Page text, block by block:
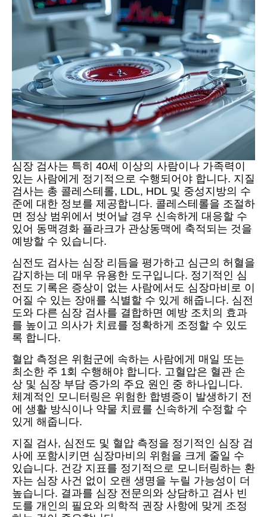
심장 검사는 특히 40세 이상의 사람이나 가족력이
있는 사람에게 정기적으로 수행되어야 합니다. 지질
검사는 총 콜레스테롤, LDL, HDL 및 중성지방의 수
준에 대한 정보를 제공합니다. 콜레스테롤을 조절하
면 정상 범위에서 벗어날 경우 신속하게 대응할 수
있어 동맥경화 플라크가 관상동맥에 축적되는 것을
예방할 수 있습니다.
심전도 검사는 심장 리듬을 평가하고 심근의 허혈을
감지하는 데 매우 유용한 도구입니다. 정기적인 심
전도 기록은 증상이 없는 사람에서도 심장마비로 이
어질 수 있는 장애를 식별할 수 있게 해줍니다. 심전
도와 다른 심장 검사를 결합하면 예방 조치의 효과
를 높이고 의사가 치료를 정확하게 조정할 수 있도
록 합니다.
혈압 측정은 위험군에 속하는 사람에게 매일 또는
최소한 주 1회 수행해야 합니다. 고혈압은 혈관 손
상 및 심장 부담 증가의 주요 원인 중 하나입니다.
체계적인 모니터링은 위험한 합병증이 발생하기 전
에 생활 방식이나 약물 치료를 신속하게 수정할 수
있게 해줍니다.
지질 검사, 심전도 및 혈압 측정을 정기적인 심장 검
사에 포함시키면 심장마비의 위험을 크게 줄일 수
있습니다. 건강 지표를 정기적으로 모니터링하는 환
자는 심장 사건 없이 오랜 생명을 누릴 가능성이 더
높습니다. 결과를 심장 전문의와 상담하고 검사 빈
도를 개인의 필요와 의학적 권장 사항에 맞게 조정